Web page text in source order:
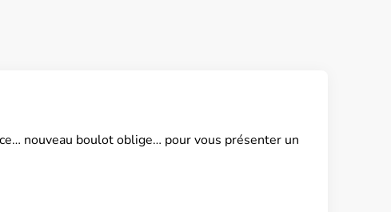
nouveau boulot oblige… pour vous présenter un